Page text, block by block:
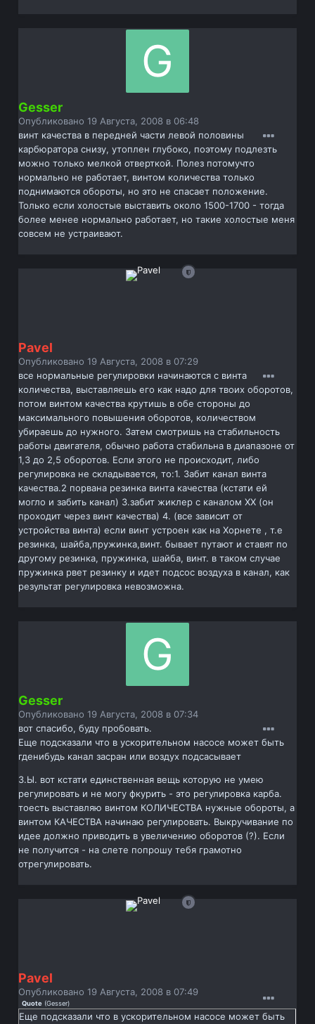
Gesser
Опубликовано19 Августа, 2008 в 06:48
винт качества в передней части левой половины
карбюратора снизу, утоплен глубоко, поэтому подлезть
можно только мелкой отверткой. Полез потомучто
нормально не работает, винтом количества только
поднимаются обороты, но это не спасает положение.
Только если холостые выставить около 1500-1700 - тогда
более менее нормально работает, но такие холостые меня
совсем не устраивают.
Pavel
Опубликовано19 Августа, 2008 в 07:29
все нормальные регулировки начинаются с винта
количества, выставляешь его как надо для твоих оборотов,
потом винтом качества крутишь в обе стороны до
максимального повышения оборотов, количеством
убираешь до нужного. Затем смотришь на стабильность
работы двигателя, обычно работа стабильна в диапазоне от
1,3 до 2,5 оборотов. Если этого не происходит, либо
регулировка не складывается, то:1. Забит канал винта
качества.2 порвана резинка винта качества (кстати ей
могло и забить канал) 3.забит жиклер с каналом ХХ (он
проходит через винт качества) 4. (все зависит от
устройства винта) если винт устроен как на Хорнете , т.е
резинка, шайба,пружинка,винт. бывает путают и ставят по
другому резинка, пружинка, шайба, винт. в таком случае
пружинка рвет резинку и идет подсос воздуха в канал, как
результат регулировка невозможна.
Gesser
Опубликовано19 Августа, 2008 в 07:34
вот спасибо, буду пробовать.
Еще подсказали что в ускорительном насосе может быть
гденибудь канал засран или воздух подсасывает
З.Ы. вот кстати единственная вещь которую не умею
регулировать и не могу фкурить - это регулировка карба.
тоесть выставляю винтом КОЛИЧЕСТВА нужные обороты, а
винтом КАЧЕСТВА начинаю регулировать. Выкручивание по
идее должно приводить в увеличению оборотов (?). Если
не получится - на слете попрошу тебя грамотно
отрегулировать.
Pavel
Опубликовано19 Августа, 2008 в 07:49
Quote (Gesser)
Еще подсказали что в ускорительном насосе может быть